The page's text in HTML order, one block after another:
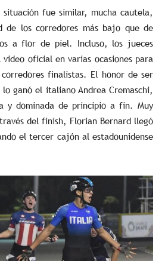
fue similar, mucha cautela,
de los corredores más bajo que de
a flor de piel. Incluso, los jueces
oficial en varias ocasiones para
finalistas. El honor de ser
ganó el italiano Andrea Cremaschi,
y dominada de principio a fin. Muy
del finish, Florian Bernard llegó
el tercer cajón al estadounidense